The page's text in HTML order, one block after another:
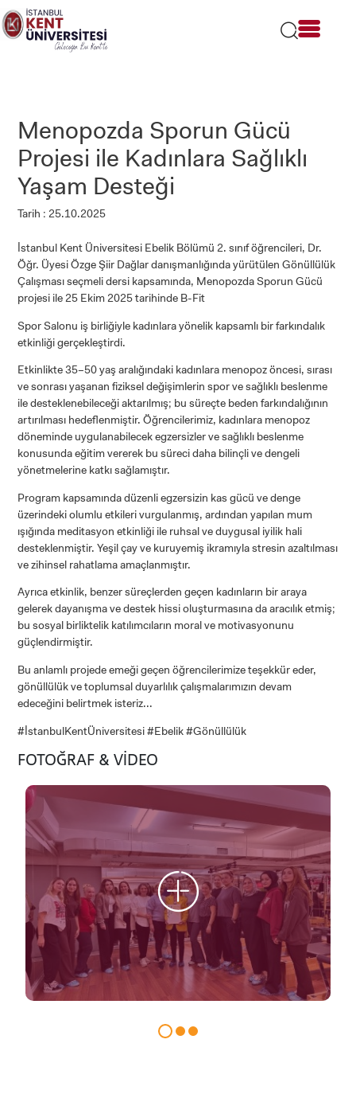
Lütfen
dikkat:
Bu
sistemi
içerir.
ADAY ÖĞRENCİ
INTERNATIONAL
STUDENT
Menopozda Sporun Gücü
Projesi ile Kadınlara Sağlıklı
Yaşam Desteği
Tarih : 25.10.2025
İstanbul Kent Üniversitesi Ebelik Bölümü 2. sınıf öğrencileri, Dr.
Öğr. Üyesi Özge Şiir Dağlar danışmanlığında yürütülen Gönüllülük
Çalışması seçmeli dersi kapsamında, Menopozda Sporun Gücü
projesi ile 25 Ekim 2025 tarihinde B-Fit
Spor Salonu iş birliğiyle kadınlara yönelik kapsamlı bir farkındalık
etkinliği gerçekleştirdi.
Etkinlikte 35–50 yaş aralığındaki kadınlara menopoz öncesi, sırası
ve sonrası yaşanan fiziksel değişimlerin spor ve sağlıklı beslenme
ile desteklenebileceği aktarılmış; bu süreçte beden farkındalığının
artırılması hedeflenmiştir. Öğrencilerimiz, kadınlara menopoz
döneminde uygulanabilecek egzersizler ve sağlıklı beslenme
konusunda eğitim vererek bu süreci daha bilinçli ve dengeli
yönetmelerine katkı sağlamıştır.
Program kapsamında düzenli egzersizin kas gücü ve denge
üzerindeki olumlu etkileri vurgulanmış, ardından yapılan mum
ışığında meditasyon etkinliği ile ruhsal ve duygusal iyilik hali
desteklenmiştir. Yeşil çay ve kuruyemiş ikramıyla stresin azaltılması
ve zihinsel rahatlama amaçlanmıştır.
Ayrıca etkinlik, benzer süreçlerden geçen kadınların bir araya
gelerek dayanışma ve destek hissi oluşturmasına da aracılık etmiş;
bu sosyal birliktelik katılımcıların moral ve motivasyonunu
güçlendirmiştir.
Bu anlamlı projede emeği geçen öğrencilerimize teşekkür eder,
gönüllülük ve toplumsal duyarlılık çalışmalarımızın devam
edeceğini belirtmek isteriz...
#İstanbulKentÜniversitesi #Ebelik #Gönüllülük
FOTOĞRAF & VİDEO